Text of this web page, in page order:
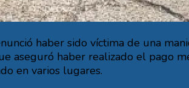
haber sido víctima de una
aseguró haber realizado el pago
en varios lugares.